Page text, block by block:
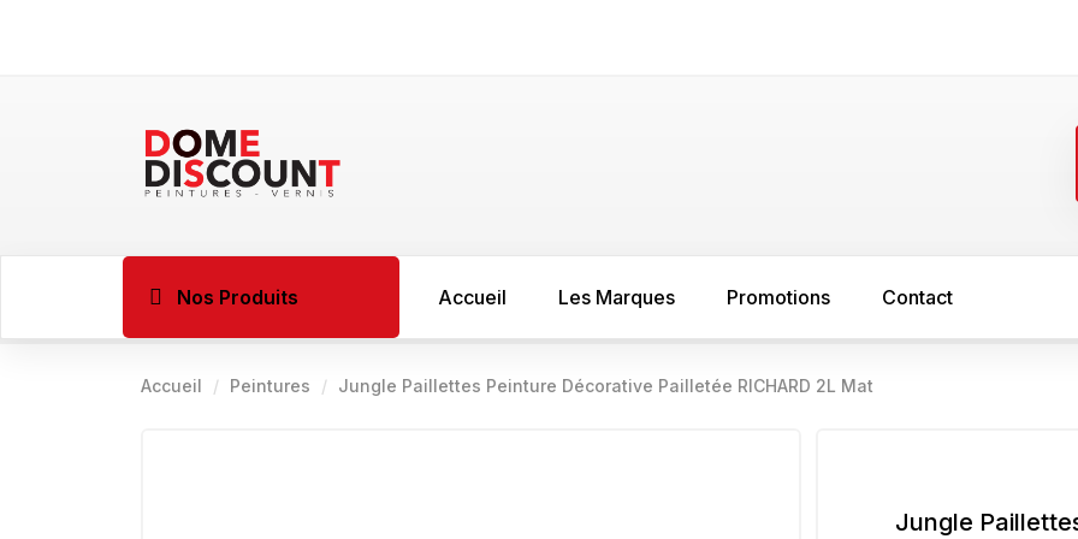
Nos Produits
BOIS FER
Accueil Les Marques Promotions Contact
Accueil Peintures Jungle Paillettes Peinture Décorative Pailletée RICHARD 2L Mat
Jungle